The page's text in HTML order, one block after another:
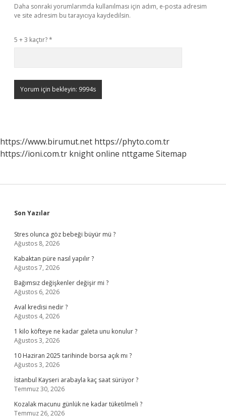
Daha sonraki yorumlarımda kullanılması için adım, e-posta adresim
ve site adresim bu tarayıcıya kaydedilsin.
5 + 3 kaçtır?*
https://www.birumut.net https://phyto.com.tr
https://ioni.com.tr knight online nttgame Sitemap
Sidebar
Son Yazılar
Stres olunca göz bebeği büyür mü ?
Ağustos 8, 2026
Kabaktan püre nasıl yapılır ?
Ağustos 7, 2026
Bağımsız değişkenler değişir mi ?
Ağustos 6, 2026
Aval kredisi nedir ?
Ağustos 4, 2026
1 kilo köfteye ne kadar galeta unu konulur ?
Ağustos 3, 2026
10 Haziran 2025 tarihinde borsa açık mı ?
Ağustos 3, 2026
İstanbul Kayseri arabayla kaç saat sürüyor ?
Temmuz 30, 2026
Kozalak macunu günlük ne kadar tüketilmeli ?
Temmuz 26, 2026